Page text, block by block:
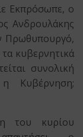
Εκπρόσωπε, ο
Ανδρουλάκης
Πρωθυπουργό,
κυβερνητικά
συνολική
Κυβέρνηση;
του κυρίου